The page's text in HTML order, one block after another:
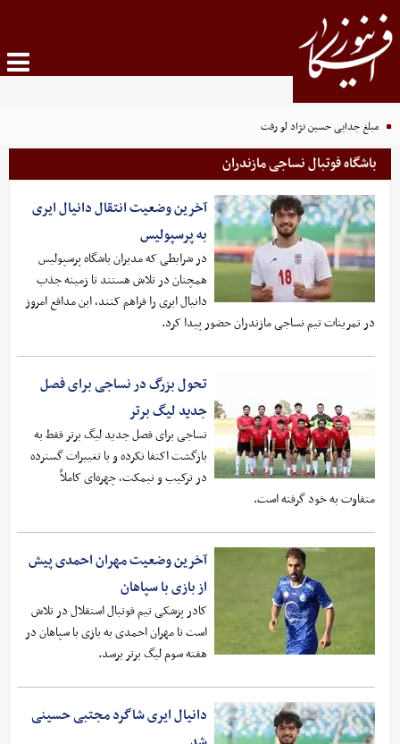
مبلغ جدایی حسین نژاد لو رفت
باشگاه فوتبال نساجی مازندران
آخرین وضعیت انتقال دانیال ایری
به پرسپولیس
در شرایطی که مدیران باشگاه پرسپولیس
همچنان در تلاش هستند تا زمینه جذب
دانیال ایری را فراهم کنند، این مدافع امروز
در تمرینات تیم نساجی مازندران حضور پیدا کرد.
تحول بزرگ در نساجی برای فصل
جدید لیگ برتر
نساجی برای فصل جدید لیگ برتر فقط به
بازگشت اکتفا نکرده و با تغییرات گسترده
در ترکیب و نیمکت، چهره‌ای کاملاً
متفاوت به خود گرفته است.
آخرین وضعیت مهران احمدی پیش
از بازی با سپاهان
کادر پزشکی تیم فوتبال استقلال در تلاش
است تا مهران احمدی به بازی با سپاهان در
هفته سوم لیگ برتر برسد.
دانیال ایری شاگرد مجتبی حسینی